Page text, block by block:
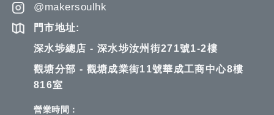
@makersoulhk
門市地址:
深水埗總店 - 深水埗汝州街271號1-2樓
觀塘分部 - 觀塘成業街11號華成工商中心8樓
816室
營業時間：